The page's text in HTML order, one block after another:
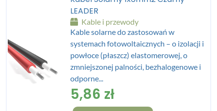
LEADER
Kable i przewody
Kable solarne do zastosowań w
systemach fotowoltaicznych – o izolacji i
powłoce (płaszcz) elastomerowej, o
zmniejszonej palności, bezhalogenowe i
odporne...
5,86 zł